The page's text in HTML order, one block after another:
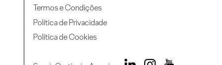
Termos e Condições
Política de Privacidade
Política de Cookies